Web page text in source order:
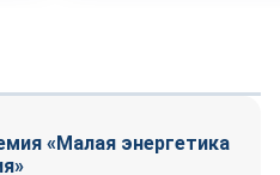
«Малая энергетика